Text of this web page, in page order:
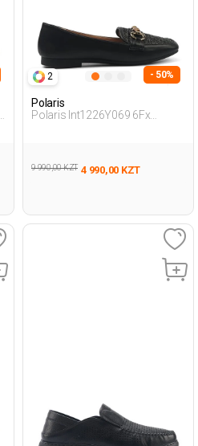
2 - 50%
Polaris
Polaris Int1226Y069 6Fx
9 990,00 KZT 4 990,00 KZT